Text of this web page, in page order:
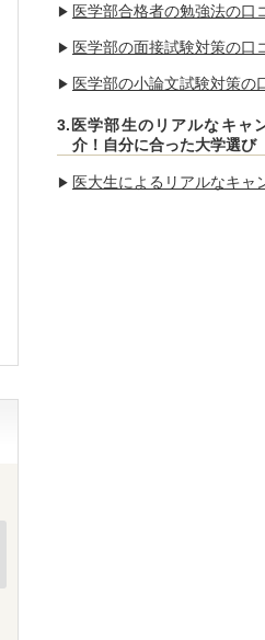
医学部合格者の勉強法の口
医学部の面接試験対策の口
医学部の小論文試験対策の
3.医学部生のリアルなキャ
介！自分に合った大学選び
医大生によるリアルなキャ